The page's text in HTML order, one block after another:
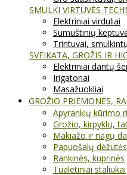
SMULKI VIRTUVĖS
Elektriniai virduliai
Sumuštinių
Trintuvai,
SVEIKATA, GROŽIS IR
Elektriniai dantų
Irigatoriai
Masažuokliai
GROŽIO PRIEMONĖS,
Apyrankių kūrimo
Grožio, kirpyklų,
Makiažo ir nagų
Papuošalų dėžutės
Rankinės, kuprinės
Tualetiniai staliukai